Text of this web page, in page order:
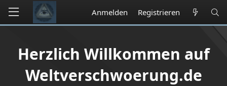
Anmelden Registrieren
Herzlich Willkommen auf
Weltverschwoerung.de